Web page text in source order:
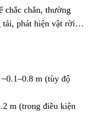
chắc chắn, thường
tải, phát hiện vật rời…
~0.1–0.8 m (tùy độ
m (trong điều kiện